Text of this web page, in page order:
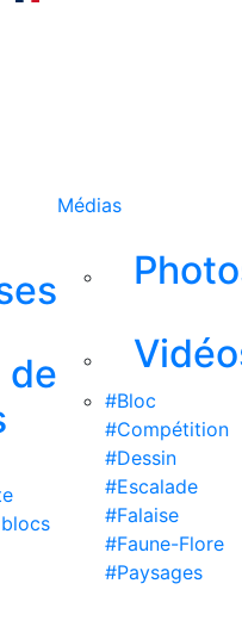
de
Médias
#Bloc
#Compétition
#Dessin
#Escalade
#Falaise
#Faune-Flore
#Paysages